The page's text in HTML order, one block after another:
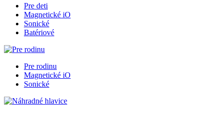
Pre deti
Magnetické iO
Sonické
Batériové
Pre rodinu
Magnetické iO
Sonické